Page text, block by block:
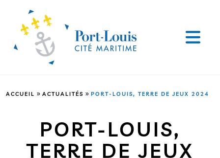
ACCUEIL » ACTUALITÉS » PORT-LOUIS, TERRE DE JEUX 2024
PORT-LOUIS,
TERRE DE JEUX